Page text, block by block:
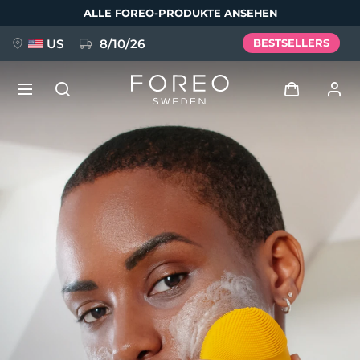
ALLE FOREO-PRODUKTE ANSEHEN
US 8/10/26 BESTSELLERS
Benutzerkonto
Meine Geräte
Meine Bestellungen
Meine Adressen
Meine Abonnements
NEU
FAQ™ Pure Beauty-Tech Elixir
BREAKING NEWS
issa™ Teeth Whitening Set
Sprache
English Deutsch
Español
Français
Italiano
Português
Svenska
Русский
Türkçe
简体中文 繁體中文